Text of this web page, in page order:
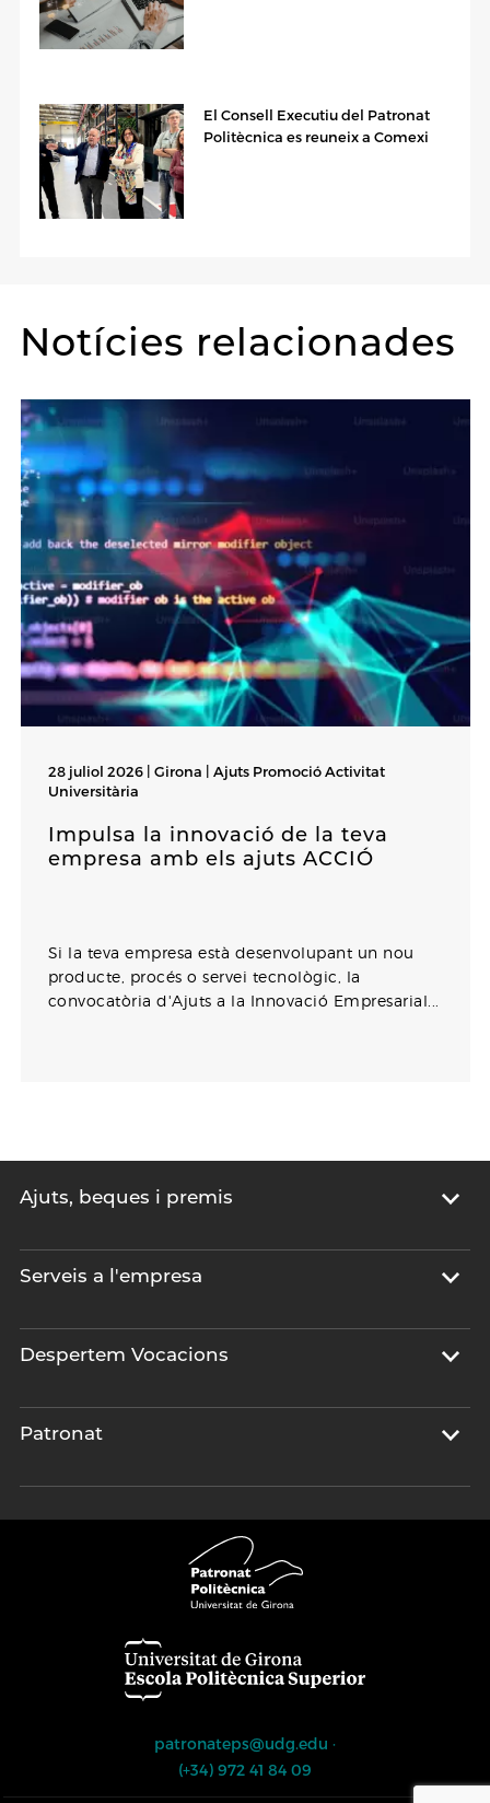
El Consell Executiu del Patronat
Politècnica es reuneix a Comexi
Notícies relacionades
28 juliol 2026 | Girona | Ajuts Promoció Activitat
Universitària
Impulsa la innovació de la teva
empresa amb els ajuts ACCIÓ
Si la teva empresa està desenvolupant un nou
producte, procés o servei tecnològic, la
convocatòria d'Ajuts a la Innovació Empresarial...
Ajuts, beques i premis
Serveis a l'empresa
Despertem Vocacions
Patronat
patronateps@udg.edu ·
(+34) 972 41 84 09